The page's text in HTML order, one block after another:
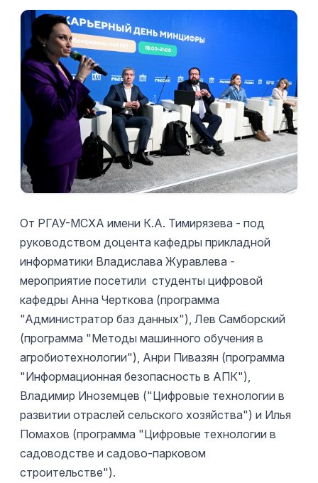
От РГАУ-МСХА имени К.А. Тимирязева - под
руководством доцента кафедры прикладной
информатики Владислава Журавлева -
мероприятие посетили студенты цифровой
кафедры Анна Черткова (программа
"Администратор баз данных"), Лев Самборский
(программа "Методы машинного обучения в
агробиотехнологии"), Анри Пивазян (программа
"Информационная безопасность в АПК"),
Владимир Иноземцев ("Цифровые технологии в
развитии отраслей сельского хозяйства") и Илья
Помахов (программа "Цифровые технологии в
садоводстве и садово-парковом
строительстве").